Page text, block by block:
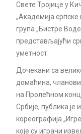
Свете Тројице у
„Академија
група „Бистре
представљајући
уметност.
Дочекани са
домаћина, чланови
на Пролећном
Србије, публика
кореографија
које су играчи